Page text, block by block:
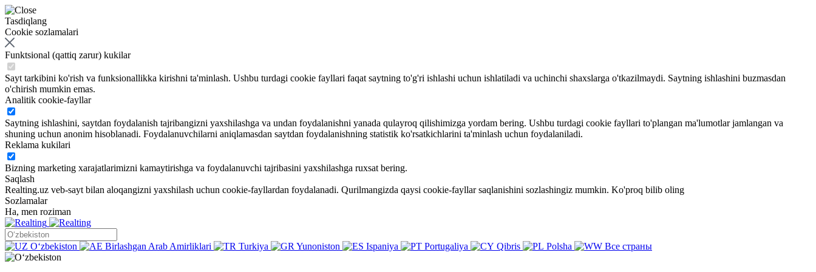
Tasdiqlang
Cookie sozlamalari
Funktsional (qattiq zarur) kukilar
Sayt tarkibini ko'rish va funksionallikka kirishni ta'minlash. Ushbu turdagi cookie fayllari faqat saytning to'g'ri ishlashi uchun ishlatiladi va uchinchi shaxslarga o'tkazilmaydi. Saytning ishlashini buzmasdan
o'chirish mumkin emas.
Analitik cookie-fayllar
Saytning ishlashini, saytdan foydalanish tajribangizni yaxshilashga va undan foydalanishni yanada qulayroq qilishimizga yordam bering. Ushbu turdagi cookie fayllari to'plangan ma'lumotlar jamlangan va
shuning uchun anonim hisoblanadi. Foydalanuvchilarni aniqlamasdan saytdan foydalanishning statistik ko'rsatkichlarini ta'minlash uchun foydalaniladi.
Reklama kukilari
Bizning marketing xarajatlarimizni kamaytirishga va foydalanuvchi tajribasini yaxshilashga ruxsat bering.
Saqlash
Realting.uz veb-sayt bilan aloqangizni yaxshilash uchun cookie-fayllardan foydalanadi. Qurilmangizda qaysi cookie-fayllar saqlanishini sozlashingiz mumkin. Ko'proq bilib oling
Sozlamalar
Ha, men roziman
Oʻzbekiston Birlashgan Arab Amirliklari Turkiya Yunoniston Ispaniya Portugaliya Qibris Polsha Все страны